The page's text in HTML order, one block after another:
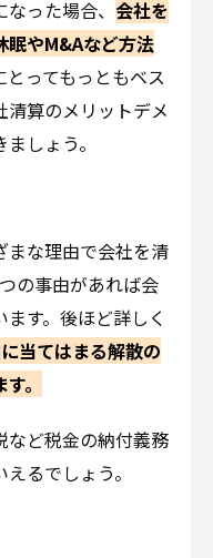
った場合、 会社を
眠やM&Aなど方法
ってもっともベス
清算のメリットデメ
しょう。
まな理由で会社を清
の事由があれば会
す。後ほど詳しく
当てはまる解散の
す。
など税金の納付義務
るでしょう。